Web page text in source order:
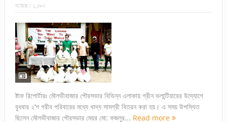
হয়েছে : ১,১৯৩
ষ্টাফ রিপোর্টারঃ মৌলভীবাজার পৌরসভার বিভিন্ন এলাকায় গ্রীন ভলান্টিয়ারের উদ্যোগে
বুধবার ২’শ গরীব পরিবারের মধ্যে খাদ্য সামগ্রী বিতরন করা হয়। এ সময় উপস্থিত
ছিলেন মৌলভীবাজার পৌরসভার মেয়র মো: ফজলুর... Read more